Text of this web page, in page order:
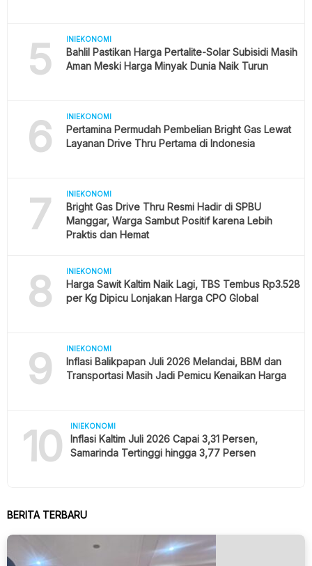
5
INIEKONOMI
Bahlil Pastikan Harga Pertalite-Solar Subisidi Masih
Aman Meski Harga Minyak Dunia Naik Turun
6 INIEKONOMI
Pertamina Permudah Pembelian Bright Gas Lewat
Layanan Drive Thru Pertama di Indonesia
7 INIEKONOMI
Bright Gas Drive Thru Resmi Hadir di SPBU
Manggar, Warga Sambut Positif karena Lebih
Praktis dan Hemat
8 INIEKONOMI
Harga Sawit Kaltim Naik Lagi, TBS Tembus Rp3.528
per Kg Dipicu Lonjakan Harga CPO Global
9 INIEKONOMI
Inflasi Balikpapan Juli 2026 Melandai, BBM dan
Transportasi Masih Jadi Pemicu Kenaikan Harga
10 INIEKONOMI
Inflasi Kaltim Juli 2026 Capai 3,31 Persen,
Samarinda Tertinggi hingga 3,77 Persen
BERITA TERBARU